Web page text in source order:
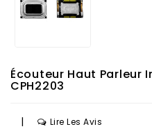
Écouteur Haut Parleur
CPH2203
| Lire Les Avis